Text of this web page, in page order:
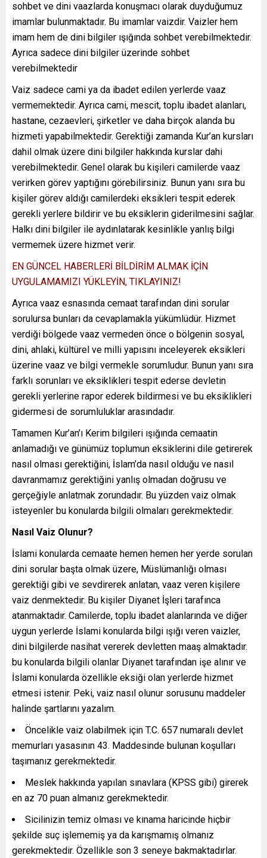
sohbet ve dini vaazlarda konuşmacı olarak duyduğumuz
imamlar bulunmaktadır. Bu imamlar vaizdir. Vaizler hem
imam hem de dini bilgiler ışığında sohbet verebilmektedir.
Ayrıca sadece dini bilgiler üzerinde sohbet
verebilmektedir
Vaiz sadece cami ya da ibadet edilen yerlerde vaaz
vermemektedir. Ayrıca cami, mescit, toplu ibadet alanları,
hastane, cezaevleri, şirketler ve daha birçok alanda bu
hizmeti yapabilmektedir. Gerektiği zamanda Kur’an kursları
dahil olmak üzere dini bilgiler hakkında kurslar dahi
verebilmektedir. Genel olarak bu kişileri camilerde vaaz
verirken görev yaptığını görebilirsiniz. Bunun yanı sıra bu
kişiler görev aldığı camilerdeki eksikleri tespit ederek
gerekli yerlere bildirir ve bu eksiklerin giderilmesini sağlar.
Halkı dini bilgiler ile aydınlatarak kesinlikle yanlış bilgi
vermemek üzere hizmet verir.
EN GÜNCEL HABERLERİ BİLDİRİM ALMAK İÇİN
UYGULAMAMIZI YÜKLEYİN, TIKLAYINIZ!
Ayrıca vaaz esnasında cemaat tarafından dini sorular
sorulursa bunları da cevaplamakla yükümlüdür. Hizmet
verdiği bölgede vaaz vermeden önce o bölgenin sosyal,
dini, ahlaki, kültürel ve milli yapısını inceleyerek eksikleri
üzerine vaaz ve bilgi vermekle sorumludur. Bunun yanı sıra
farklı sorunları ve eksiklikleri tespit ederse devletin
gerekli yerlerine rapor ederek bildirmesi ve bu eksiklikleri
gidermesi de sorumluluklar arasındadır.
Tamamen Kur’an’ı Kerim bilgileri ışığında cemaatin
anlamadığı ve günümüz toplumun eksiklerini dile getirerek
nasıl olması gerektiğini, İslam’da nasıl olduğu ve nasıl
davranmamız gerektiğini yanlış olmadan doğrusu ve
gerçeğiyle anlatmak zorundadır. Bu yüzden vaiz olmak
isteyenler bu konularda bilgili olmaları gerekmektedir.
Nasıl Vaiz Olunur?
İslami konularda cemaate hemen hemen her yerde sorulan
dini sorular başta olmak üzere, Müslümanlığı olması
gerektiği gibi ve sevdirerek anlatan, vaaz veren kişilere
vaiz denmektedir. Bu kişiler Diyanet İşleri tarafınca
atanmaktadır. Camilerde, toplu ibadet alanlarında ve diğer
uygun yerlerde İslami konularda bilgi ışığı veren vaizler,
dini bilgilerde nasihat vererek devletten maaş almaktadır.
bu konularda bilgili olanlar Diyanet tarafından işe alınır ve
İslami konularda özellikle eksiği olan yerlerde hizmet
etmesi istenir. Peki, vaiz nasıl olunur sorusunu maddeler
halinde şartlarını yazalım.
Öncelikle vaiz olabilmek için T.C. 657 numaralı devlet
memurları yasasının 43. Maddesinde bulunan koşulları
taşımanız gerekmektedir.
Meslek hakkında yapılan sınavlara (KPSS gibi) girerek
en az 70 puan almanız gerekmektedir.
Sicilinizin temiz olması ve kınama haricinde hiçbir
şekilde suç işlememiş ya da karışmamış olmanız
gerekmektedir. Özellikle son 3 seneye bakmaktadırlar.